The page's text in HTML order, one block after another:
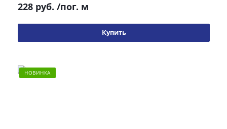
228 руб. /пог. м
Купить
НОВИНКА